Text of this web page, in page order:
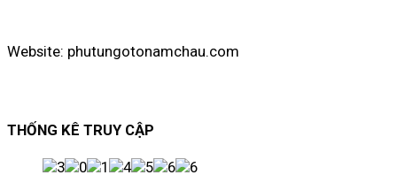
Website: phutungotonamchau.com
THỐNG KÊ TRUY CẬP